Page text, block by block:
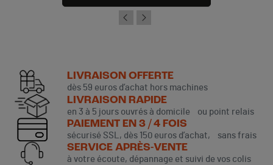
LIVRAISON OFFERTE
dès 59 euros d’achat hors machines
LIVRAISON RAPIDE
en 3 à 5 jours ouvrés à domicile ou point relais
PAIEMENT EN 3 / 4 FOIS
sécurisé SSL, dès 150 euros d’achat, sans frais
SERVICE APRÈS-VENTE
à votre écoute, dépannage et suivi de vos colis